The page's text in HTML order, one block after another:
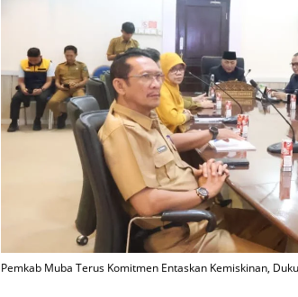
Pemkab Muba Terus Komitmen Entaskan Kemiskinan,